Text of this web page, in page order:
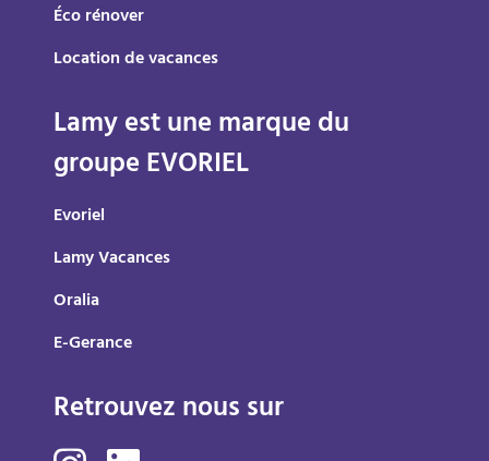
Éco rénover
Location de vacances
Lamy est une marque du
groupe EVORIEL
Evoriel
Lamy Vacances
Oralia
E-Gerance
Retrouvez nous sur